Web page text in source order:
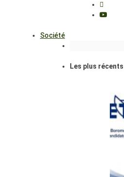
Société
Les plus récents